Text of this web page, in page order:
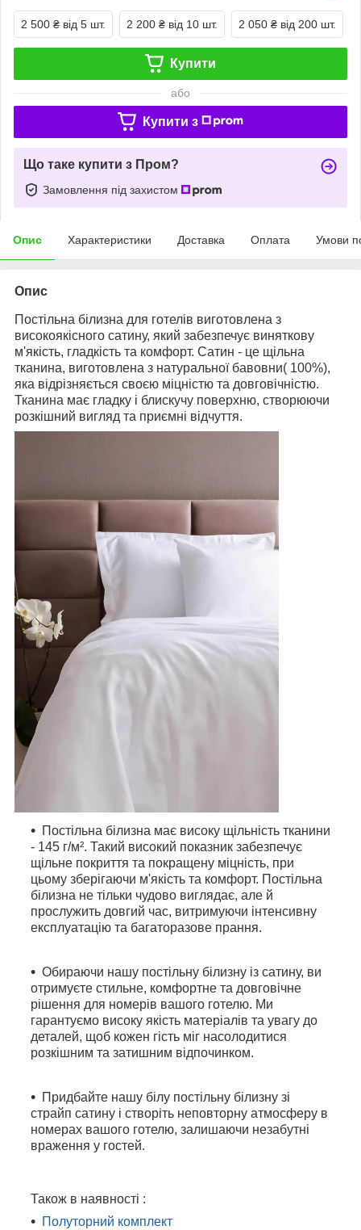
2 500 ₴ від 5 шт. 2 200 ₴ від 10 шт. 2 050 ₴ від 200 шт.
Купити
або
Купити з
Що таке купити з Пром?
Замовлення під захистом
Опис Характеристики Доставка Оплата Умови
Опис
Постільна білизна для готелів виготовлена з
високоякісного сатину, який забезпечує виняткову
м'якість, гладкість та комфорт. Сатин - це щільна
тканина, виготовлена з натуральної бавовни( 100%),
яка відрізняється своєю міцністю та довговічністю.
Тканина має гладку і блискучу поверхню, створюючи
розкішний вигляд та приємні відчуття.
Постільна білизна має високу щільність тканини
- 145 г/м². Такий високий показник забезпечує
щільне покриття та покращену міцність, при
цьому зберігаючи м'якість та комфорт. Постільна
білизна не тільки чудово виглядає, але й
прослужить довгий час, витримуючи інтенсивну
експлуатацію та багаторазове прання.
Обираючи нашу постільну білизну із сатину, ви
отримуєте стильне, комфортне та довговічне
рішення для номерів вашого готелю. Ми
гарантуємо високу якість матеріалів та увагу до
деталей, щоб кожен гість міг насолодитися
розкішним та затишним відпочинком.
Придбайте нашу білу постільну білизну зі
страйп сатину і створіть неповторну атмосферу в
номерах вашого готелю, залишаючи незабутні
враження у гостей.
Також в наявності :
Полуторний комплект